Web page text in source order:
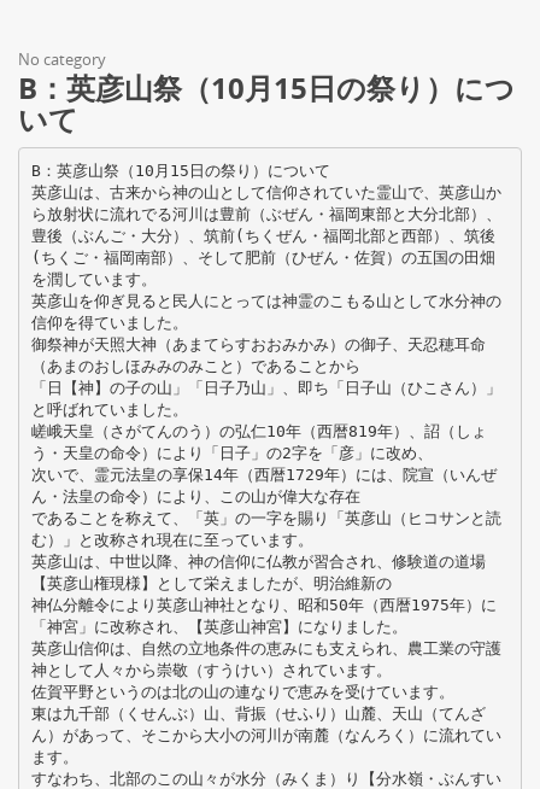
No category
B：英彦山祭（10月15日の祭り）につ
いて
B：英彦山祭（10月15日の祭り）について
英彦山は、古来から神の山として信仰されていた霊山で、英彦山か
ら放射状に流れでる河川は豊前（ぶぜん・福岡東部と大分北部）、
豊後（ぶんご・大分）、筑前(ちくぜん・福岡北部と西部）、筑後
(ちくご・福岡南部）、そして肥前（ひぜん・佐賀）の五国の田畑
を潤しています。
英彦山を仰ぎ見ると民人にとっては神霊のこもる山として水分神の
信仰を得ていました。
御祭神が天照大神（あまてらすおおみかみ）の御子、天忍穂耳命
（あまのおしほみみのみこと）であることから
「日【神】の子の山」「日子乃山」、即ち「日子山（ひこさん）」
と呼ばれていました。
嵯峨天皇（さがてんのう）の弘仁10年（西暦819年）、詔（しょ
う・天皇の命令）により「日子」の2字を「彦」に改め、
次いで、霊元法皇の享保14年（西暦1729年）には、院宣（いんぜ
ん・法皇の命令）により、この山が偉大な存在
であることを称えて、「英」の一字を賜り「英彦山（ヒコサンと読
む）」と改称され現在に至っています。
英彦山は、中世以降、神の信仰に仏教が習合され、修験道の道場
【英彦山権現様】として栄えましたが、明治維新の
神仏分離令により英彦山神社となり、昭和50年（西暦1975年）に
「神宮」に改称され、【英彦山神宮】になりました。
英彦山信仰は、自然の立地条件の恵みにも支えられ、農工業の守護
神として人々から崇敬（すうけい）されています。
佐賀平野というのは北の山の連なりで恵みを受けています。
東は九千部（くせんぶ）山、背振（せふり）山麓、天山（てんざ
ん）があって、そこから大小の河川が南麓（なんろく）に流れてい
ます。
すなわち、北部のこの山々が水分（みくま）り【分水嶺・ぶんすい